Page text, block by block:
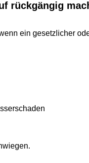
ein gesetzlicher oder